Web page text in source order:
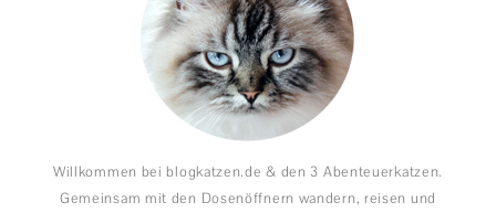
Willkommen bei blogkatzen.de & den 3 Abenteuerkatzen.
Gemeinsam mit den Dosenöffnern wandern, reisen und